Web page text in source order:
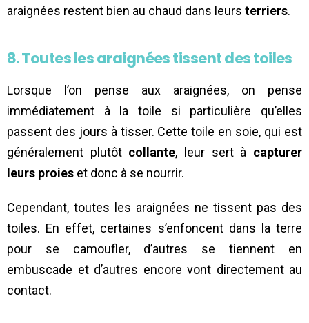
araignées restent bien au chaud dans leurs terriers.
8. Toutes les araignées tissent des toiles
Lorsque l’on pense aux araignées, on pense
immédiatement à la toile si particulière qu’elles
passent des jours à tisser. Cette toile en soie, qui est
généralement plutôt collante, leur sert à capturer
leurs proies et donc à se nourrir.
Cependant, toutes les araignées ne tissent pas des
toiles. En effet, certaines s’enfoncent dans la terre
pour se camoufler, d’autres se tiennent en
embuscade et d’autres encore vont directement au
contact.